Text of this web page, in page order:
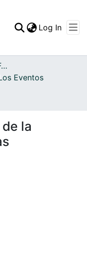
Statistics
Log In
Archivo del Patrimonio Fotográfico y Fílmico del Valle del Cauca
Eventos
la